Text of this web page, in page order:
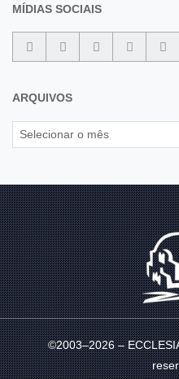
MÍDIAS SOCIAIS
ARQUIVOS
©2003–2026 –